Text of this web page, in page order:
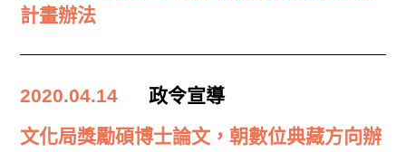
計畫辦法
2020.04.14
政令宣導
文化局獎勵碩博士論文，朝數位典藏方向辦